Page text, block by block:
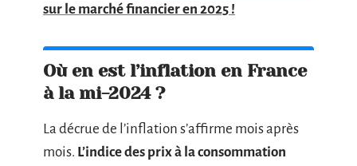
sur le marché financier en 2025 !
Où en est l’inflation en France
à la mi-2024 ?
La décrue de l’inflation s’affirme mois après
mois. L’indice des prix à la consommation